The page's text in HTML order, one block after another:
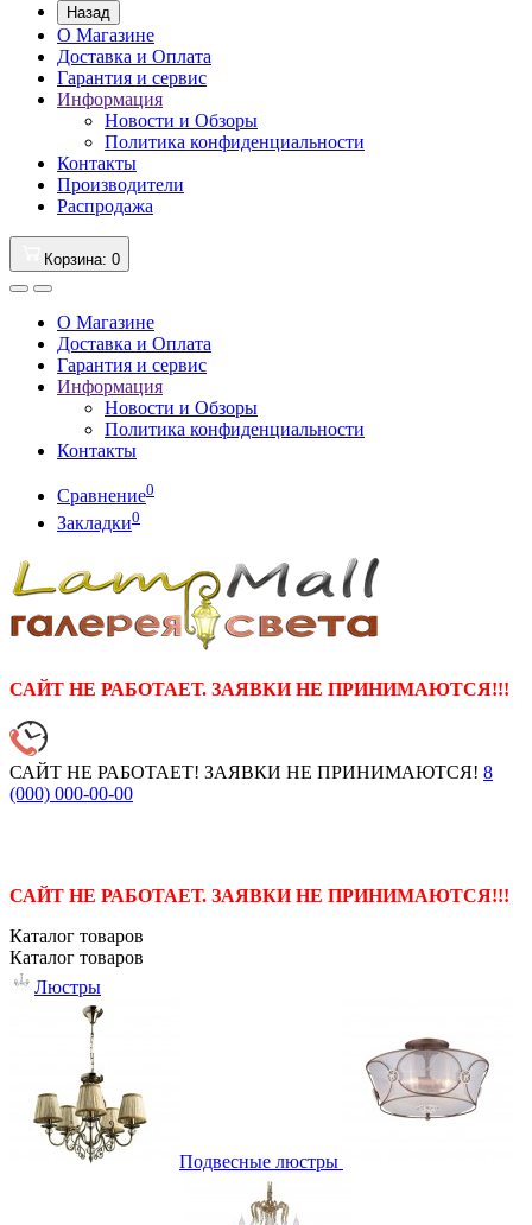
Назад
О Магазине
Доставка и Оплата
Гарантия и сервис
Информация
Новости и Обзоры
Политика конфиденциальности
Контакты
Производители
Распродажа
Корзина: 0
О Магазине
Доставка и Оплата
Гарантия и сервис
Информация
Новости и Обзоры
Политика конфиденциальности
Контакты
Сравнение0
Закладки0
САЙТ НЕ РАБОТАЕТ. ЗАЯВКИ НЕ ПРИНИМАЮТСЯ!!!
САЙТ НЕ РАБОТАЕТ! ЗАЯВКИ НЕ ПРИНИМАЮТСЯ! 8
(000) 000-00-00
САЙТ НЕ РАБОТАЕТ. ЗАЯВКИ НЕ ПРИНИМАЮТСЯ!!!
Каталог товаров
Каталог товаров
Люстры
Подвесные люстры